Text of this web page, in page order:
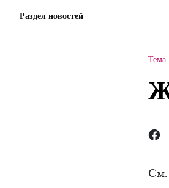
Раздел новостей
Тема
См.